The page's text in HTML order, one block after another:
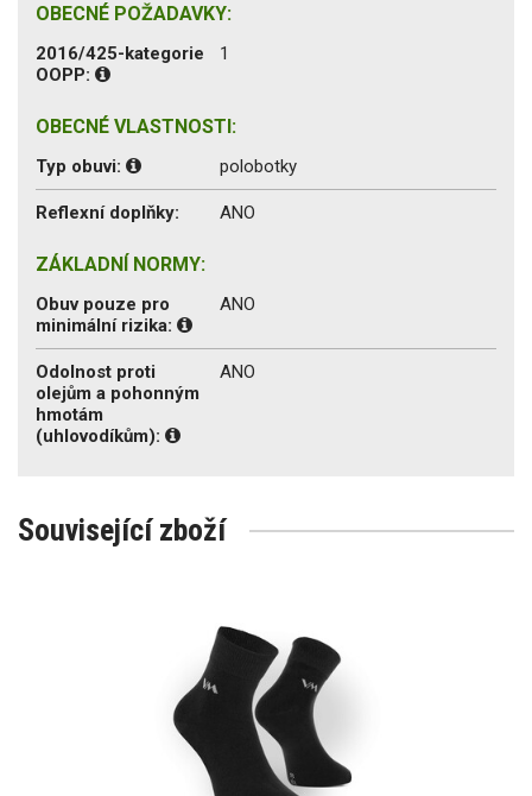
OBECNÉ POŽADAVKY:
2016/425-kategorie
OOPP:
1
OBECNÉ VLASTNOSTI:
Typ obuvi: polobotky
Reflexní doplňky: ANO
ZÁKLADNÍ NORMY:
Obuv pouze pro
minimální rizika:
ANO
Odolnost proti
olejům a pohonným
hmotám
(uhlovodíkům):
ANO
Související zboží